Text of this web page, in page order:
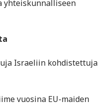
yhteiskunnalliseen
Israeliin kohdistettuja
vuosina EU-maiden